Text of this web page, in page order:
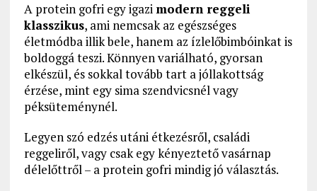
A protein gofri egy igazi modern reggeli
klasszikus, ami nemcsak az egészséges
életmódba illik bele, hanem az ízlelőbimbóinkat is
boldoggá teszi. Könnyen variálható, gyorsan
elkészül, és sokkal tovább tart a jóllakottság
érzése, mint egy sima szendvicsnél vagy
péksüteménynél.
Legyen szó edzés utáni étkezésről, családi
reggeliről, vagy csak egy kényeztető vasárnap
délelőttről – a protein gofri mindig jó választás.